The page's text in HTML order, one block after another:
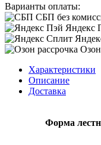
Варианты оплаты:
СБП без
Яндекс
Озон
Характеристики
Описание
Доставка
Форма